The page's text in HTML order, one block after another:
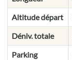
Altitude départ
Déniv. totale
Parking